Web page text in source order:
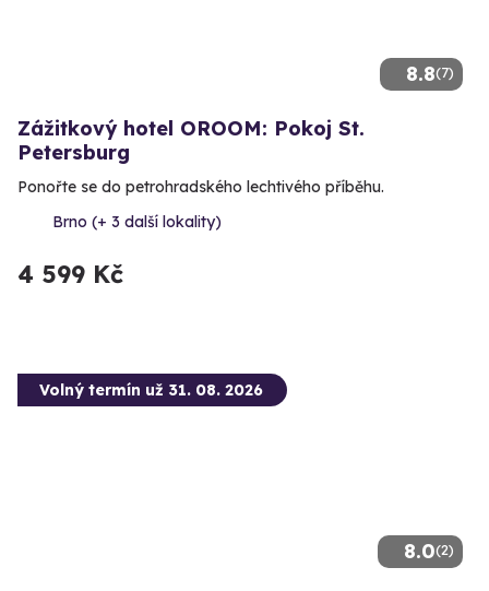
8.8(7)
Zážitkový hotel OROOM: Pokoj St.
Petersburg
Ponořte se do petrohradského lechtivého příběhu.
Brno (+ 3 další lokality)
4 599 Kč
8.0(2)
Volný termín už 31. 08. 2026